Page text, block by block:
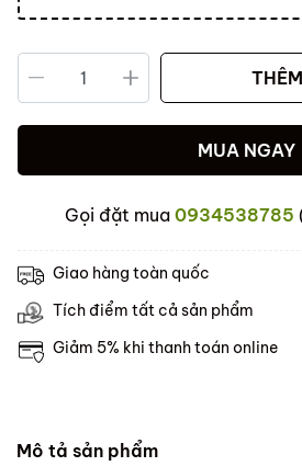
MUA NGAY
Gọi đặt mua 0934538785
Giao hàng toàn quốc
Tích điểm tất cả sản phẩm
Giảm 5% khi thanh toán online
Mô tả sản phẩm